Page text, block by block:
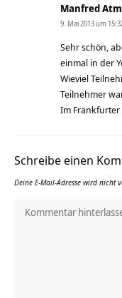
Manfred
9. Mai 2013 um
Sehr schön,
einmal in der
Wieviel
Teilnehmer
Im Frankfurter
Schreibe einen
Deine E-Mail-Adresse wird nicht